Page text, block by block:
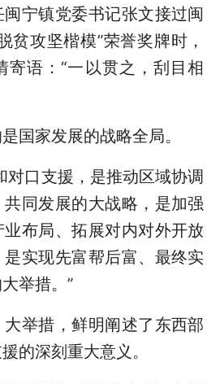
宁镇党委书记张文接过闽
贫攻坚楷模”荣誉奖牌时，
寄语：“一以贯之，刮目相
国家发展的战略全局。
对口支援，是推动区域协调
同发展的大战略，是加强
布局、拓展对内对外开放
实现先富帮后富、最终实
举措。”
举措，鲜明阐述了东西部
的深刻重大意义。